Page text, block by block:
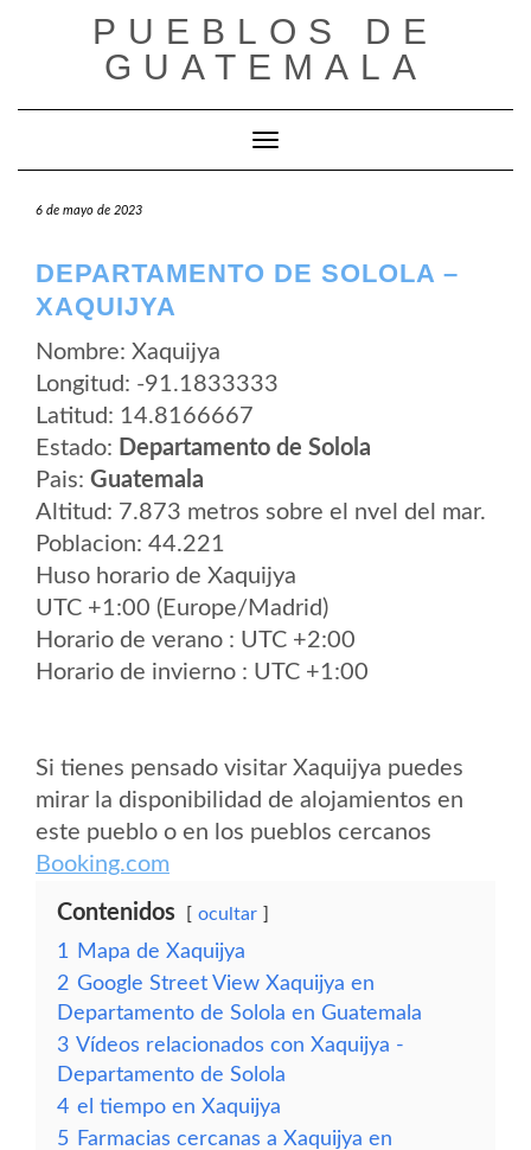
PUEBLOS DE
GUATEMALA
Cambiar modo de navegación
6 de mayo de 2023
DEPARTAMENTO DE SOLOLA –
XAQUIJYA
Nombre: Xaquijya
Longitud: -91.1833333
Latitud: 14.8166667
Estado: Departamento de Solola
Pais: Guatemala
Altitud: 7.873 metros sobre el nvel del mar.
Poblacion: 44.221
Huso horario de Xaquijya
UTC +1:00 (Europe/Madrid)
Horario de verano : UTC +2:00
Horario de invierno : UTC +1:00
Si tienes pensado visitar Xaquijya puedes
mirar la disponibilidad de alojamientos en
este pueblo o en los pueblos cercanos
Booking.com
Contenidos ocultar
1
Mapa de Xaquijya
2 Google Street View Xaquijya en
Departamento de Solola en Guatemala
3 Vídeos relacionados con Xaquijya -
Departamento de Solola
4 el tiempo en Xaquijya
5 Farmacias cercanas a Xaquijya en